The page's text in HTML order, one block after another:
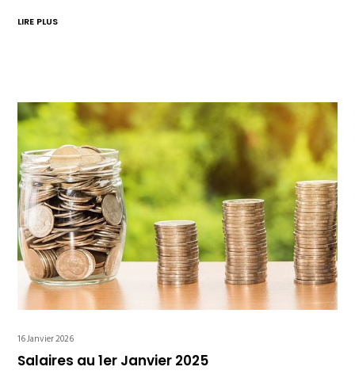
LIRE PLUS
16 Janvier 2026
Salaires au 1er Janvier 2025